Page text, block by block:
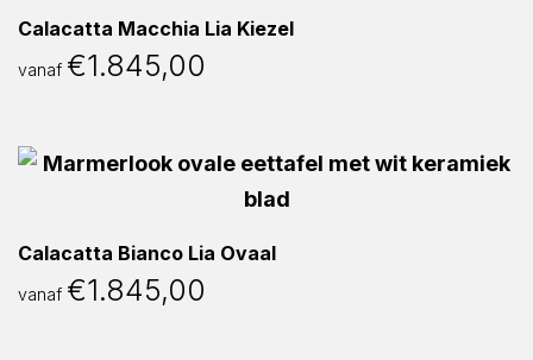
Calacatta Macchia Lia Kiezel
vanaf €1.845,00
Calacatta Bianco Lia Ovaal
vanaf €1.845,00